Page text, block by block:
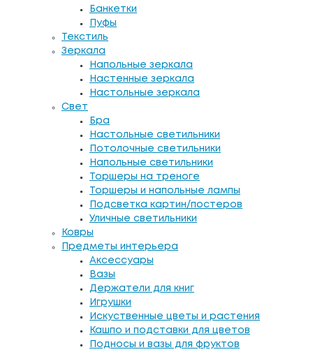
Банкетки
Пуфы
Текстиль
Зеркала
Напольные зеркала
Настенные зеркала
Настольные зеркала
Свет
Бра
Настольные светильники
Потолочные светильники
Напольные светильники
Торшеры на треноге
Торшеры и напольные лампы
Подсветка картин/постеров
Уличные светильники
Ковры
Предметы интерьера
Аксессуары
Вазы
Держатели для книг
Игрушки
Искуственные цветы и растения
Кашпо и подставки для цветов
Подносы и вазы для фруктов